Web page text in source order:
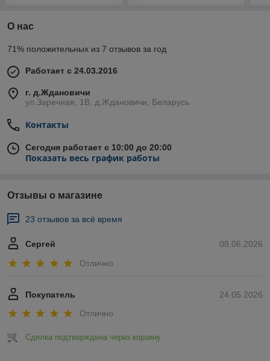
О нас
71% положительных из 7 отзывов за год
Работает с 24.03.2016
г. д.Ждановичи
ул.Заречная, 1В, д.Ждановичи, Беларусь
Контакты
Сегодня работает с 10:00 до 20:00
Показать весь график работы
Отзывы о магазине
23 отзывов за всё время
08.06.2026
Сергей
Отлично
24.05.2026
Покупатель
Отлично
Сделка подтверждена через корзину